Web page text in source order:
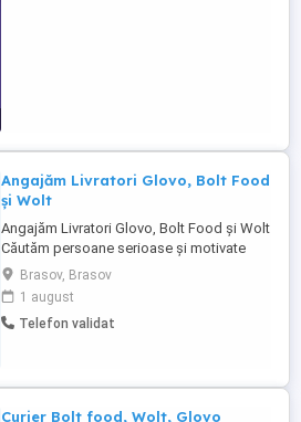
Angajăm Livratori Glovo, Bolt Food
și Wolt
Angajăm Livratori Glovo, Bolt Food și Wolt
Căutăm persoane serioase și motivate
pentru activitatea de livrare în cadrul
platformelor Glovo, Bolt Food și Wolt. Ce
oferim: * Venituri atractive, în funcție de
implicare și numărul de ore lucrate. *
Brasov, Brasov
1 august
Telefon validat
Curier Bolt food, Wolt, Glovo